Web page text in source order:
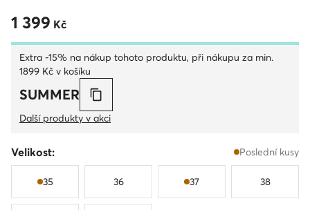
1 399 Kč
1 399 Kč
Extra -15% na nákup tohoto produktu, při nákupu za min.
1899 Kč v košíku
SUMMER
Další produkty v akci
Velikost: Poslední kusy
35 36 37 38